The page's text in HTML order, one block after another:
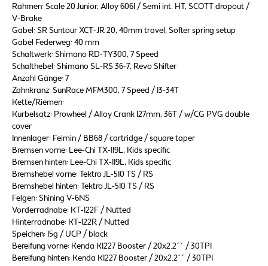
Rahmen: Scale 20 Junior, Alloy 6061 / Semi int. HT, SCOTT dropout /
V-Brake
Gabel: SR Suntour XCT-JR 20, 40mm travel, Softer spring setup
Gabel Federweg: 40 mm
Schaltwerk: Shimano RD-TY300, 7 Speed
Schalthebel: Shimano SL-RS 36-7, Revo Shifter
Anzahl Gänge: 7
Zahnkranz: SunRace MFM300, 7 Speed / 13-34T
Kette/Riemen:
Kurbelsatz: Prowheel / Alloy Crank 127mm, 36T / w/CG PVG double
cover
Innenlager: Feimin / BB68 / cartridge / square taper
Bremsen vorne: Lee-Chi TX-119L, Kids specific
Bremsen hinten: Lee-Chi TX-119L, Kids specific
Bremshebel vorne: Tektro JL-510 TS / RS
Bremshebel hinten: Tektro JL-510 TS / RS
Felgen: Shining V-6NS
Vorderradnabe: KT-122F / Nutted
Hinterradnabe: KT-122R / Nutted
Speichen: 15g / UCP / black
Bereifung vorne: Kenda K1227 Booster / 20x2.2´´ / 30TPI
Bereifung hinten: Kenda K1227 Booster / 20x2.2´´ / 30TPI